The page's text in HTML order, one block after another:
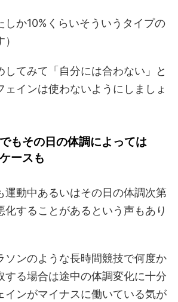
しか10%くらいそういうタイプの
してみて「自分には合わない」と
ェインは使わないようにしましょ
もその日の体調によっては
ースも
運動中あるいはその日の体調次第
化することがあるという声もあり
ソンのような長時間競技で何度か
する場合は途中の体調変化に十分
インがマイナスに働いている気が